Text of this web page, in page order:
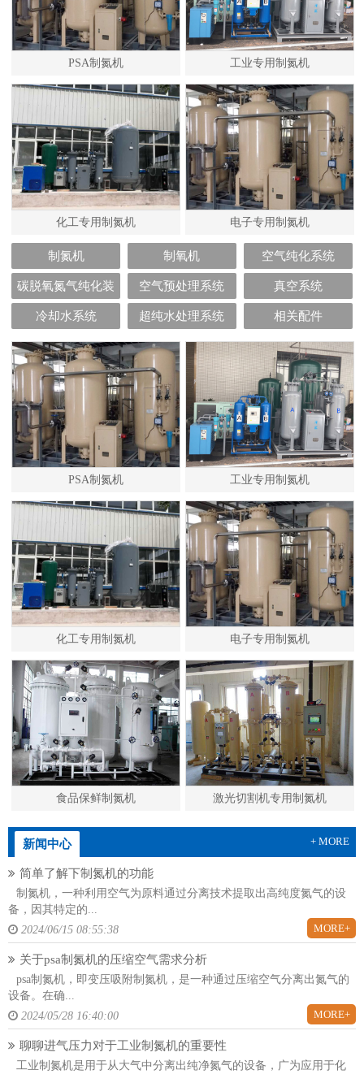
PSA制氮机 工业专用制氮机
化工专用制氮机 电子专用制氮机
制氮机 制氧机 空气纯化系统
碳脱氧氮气纯化装
置
空气预处理系统 真空系统
冷却水系统 超纯水处理系统 相关配件
PSA制氮机 工业专用制氮机
化工专用制氮机 电子专用制氮机
食品保鲜制氮机 激光切割机专用制氮机
新闻中心 + MORE
简单了解下制氮机的功能
制氮机，一种利用空气为原料通过分离技术提取出高纯度氮气的设
备，因其特定的...
2024/06/15 08:55:38
MORE+
关于psa制氮机的压缩空气需求分析
psa制氮机，即变压吸附制氮机，是一种通过压缩空气分离出氮气的
设备。在确...
2024/05/28 16:40:00
MORE+
聊聊进气压力对于工业制氮机的重要性
工业制氮机是用于从大气中分离出纯净氮气的设备，广为应用于化